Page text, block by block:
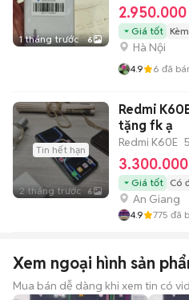
1 tháng trước 6
Giá tốt
Hà Nội
4.9 6 đã
Tin hết hạn
2 tháng trước 6
Redmi
tặng fk ạ
Redmi K60E
Giá tốt Có
An Giang
4.9 775 đã
Xem ngoại hình sản
Mua bán dễ dàng khi xem tin có